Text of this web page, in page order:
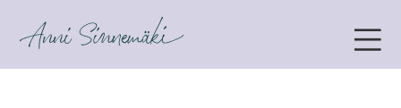
ANNI SINNEMÄKI